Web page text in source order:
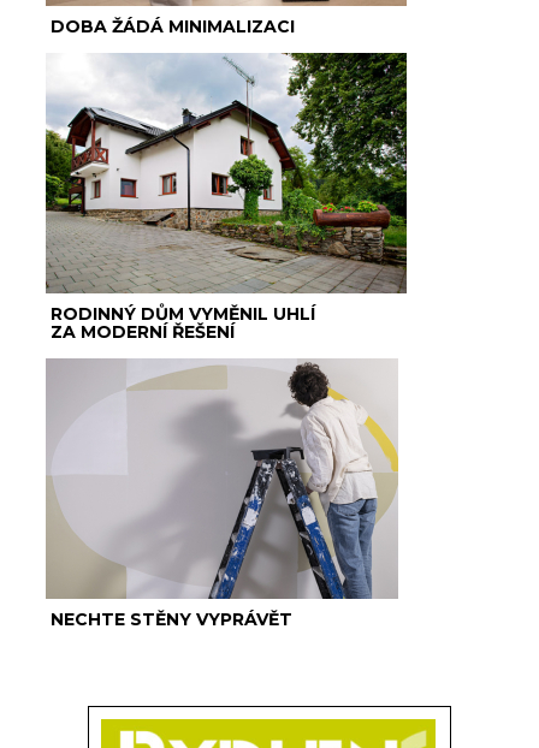
DOBA ŽÁDÁ MINIMALIZACI
RODINNÝ DŮM VYMĚNIL UHLÍ
ZA MODERNÍ ŘEŠENÍ
NECHTE STĚNY VYPRÁVĚT